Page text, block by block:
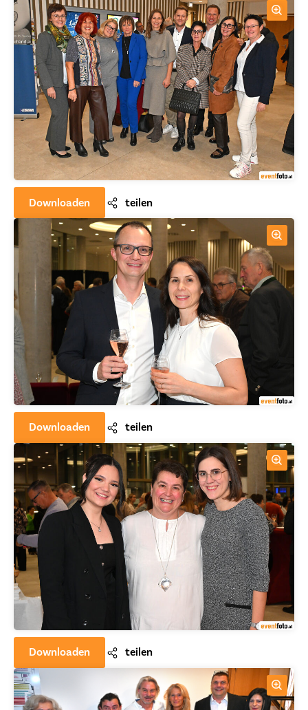
Downloaden teilen
Downloaden teilen
Downloaden teilen